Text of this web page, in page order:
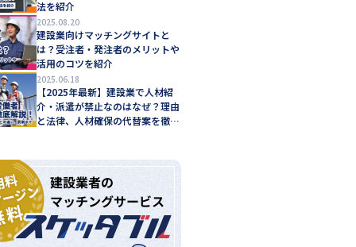
法を紹介
2025.08.20
建設業向けマッチングサイトと
は？受注者・発注者のメリットや
活用のコツを紹介
2025.06.18
【2025年最新】建設業で人材紹
介・派遣が禁止なのはなぜ？理由
と法律、人材確保の代替案を徹底